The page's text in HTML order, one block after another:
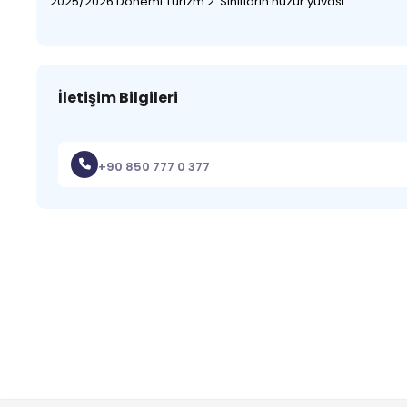
İletişim Bilgileri
+90 850 777 0 377